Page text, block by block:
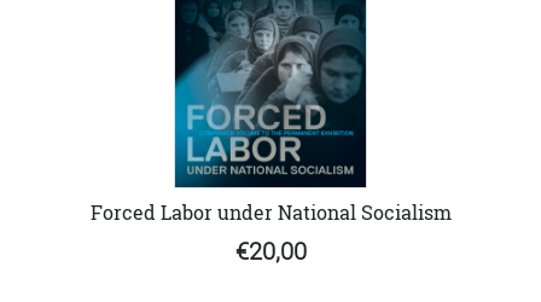
Forced Labor under National Socialism
€20,00